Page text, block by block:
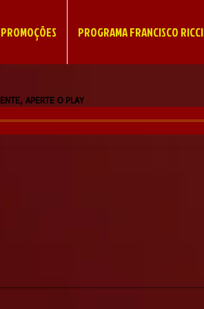
PROMOÇÕES PROGRAMA FRANCISCO RICCI
APERTE O PLAY